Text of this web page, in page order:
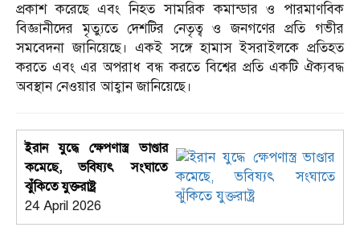
প্রকাশ করেছে এবং নিহত সামরিক কমান্ডার ও পারমাণবিক
বিজ্ঞানীদের মৃত্যুতে দেশটির নেতৃত্ব ও জনগণের প্রতি গভীর
সমবেদনা জানিয়েছে। একই সঙ্গে হামাস ইসরাইলকে প্রতিহত
করতে এবং এর অপরাধ বন্ধ করতে বিশ্বের প্রতি একটি ঐক্যবদ্ধ
অবস্থান নেওয়ার আহ্বান জানিয়েছে।
ইরান যুদ্ধে ক্ষেপণাস্ত্র ভাণ্ডার
কমেছে, ভবিষ্যৎ সংঘাতে
ঝুঁকিতে যুক্তরাষ্ট্র
24 April 2026